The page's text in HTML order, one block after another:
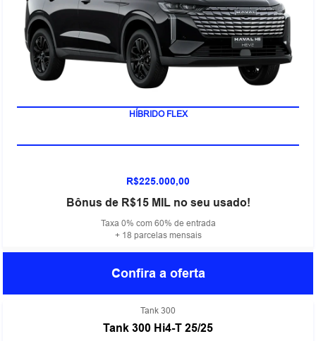
HÍBRIDO FLEX
R$225.000,00
Bônus de R$15 MIL no seu usado!
Taxa 0% com 60% de entrada
+ 18 parcelas mensais
Confira a oferta
Tank 300
Tank 300 Hi4-T 25/25